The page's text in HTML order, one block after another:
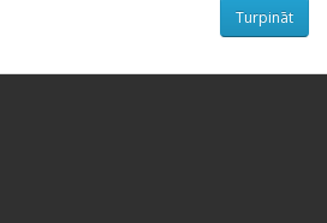
Turpināt